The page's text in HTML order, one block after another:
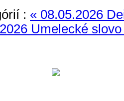
: « 08.05.2026
Umelecké